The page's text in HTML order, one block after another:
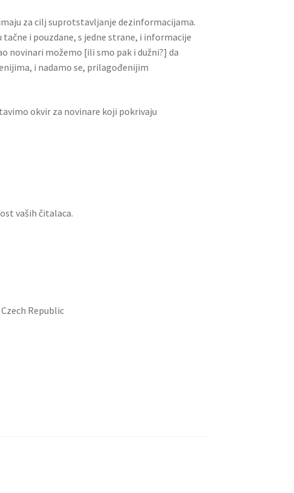
za cilj suprotstavljanje dezinformacijama.
i pouzdane, s jedne strane, i informacije
novinari možemo [ili smo pak i dužni?] da
i nadamo se, prilagođenijim
okvir za novinare koji pokrivaju
vaših čitalaca.
Republic